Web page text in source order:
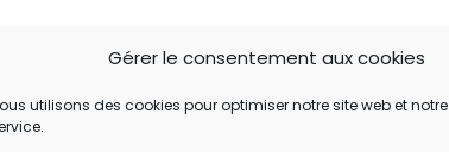
Gérer le consentement aux cookies
utilisons des cookies pour optimiser notre site web et notre